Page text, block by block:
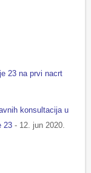
23 na prvi nacrt
konsultacija u
23 - 12. jun 2020.